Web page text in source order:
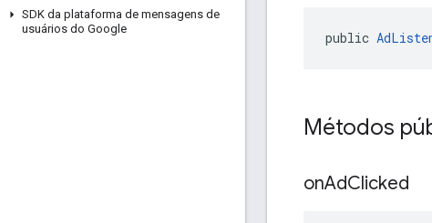
SDK da plataforma de mensagens de
usuários do Google
public
Métodos
onAdClicked